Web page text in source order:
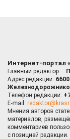
Интернет-портал
Главный редактор —
Адрес редакции:
Телефон редакции:
E-mail:
Мнения авторов
материалов,
комментариев
с позицией редакции.